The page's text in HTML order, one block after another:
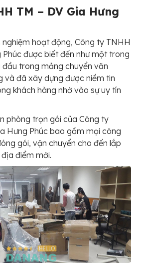
TM – DV Gia Hưng
nghiệm hoạt động, Công ty TNHH
Phúc được biết đến như một trong
đầu trong mảng chuyển văn
và đã xây dựng được niềm tin
khách hàng nhờ vào sự uy tín
phòng trọn gói của Công ty
Hưng Phúc bao gồm mọi công
gói, vận chuyển cho đến lắp
điểm mới.